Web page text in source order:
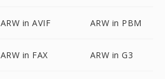
ARW in AVIF ARW in PBM
ARW in FAX ARW in G3